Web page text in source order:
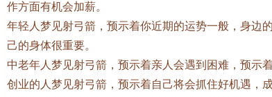
作方面有机会加薪。
年轻人梦见射弓箭，预示着你近期的运势一般，身边
己的身体很重要。
中老年人梦见射弓箭，预示着亲人会遇到困难，预示
创业的人梦见射弓箭，预示着自己将会抓住好机遇，